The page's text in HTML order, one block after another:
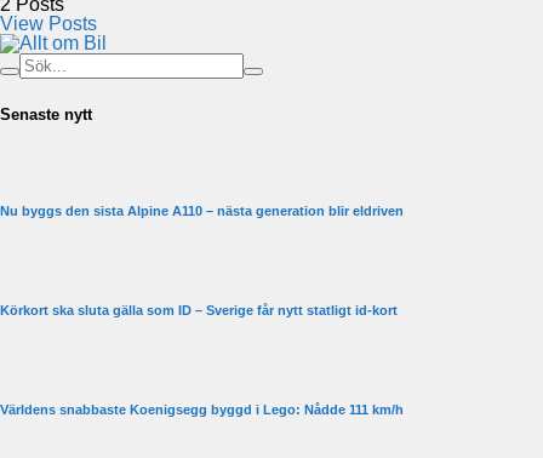
2 Posts
View Posts
Senaste nytt
Nu byggs den sista Alpine A110 – nästa generation blir eldriven
Körkort ska sluta gälla som ID – Sverige får nytt statligt id-kort
Världens snabbaste Koenigsegg byggd i Lego: Nådde 111 km/h